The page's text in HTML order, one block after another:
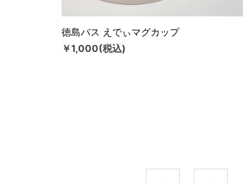
徳島バス えでぃマグカップ
￥1,000(税込)